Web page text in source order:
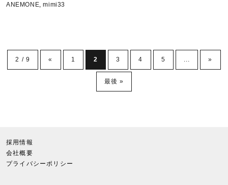
ANEMONE ,mimi33
2 / 9 « 1 2 3 4 5 »
最後 »
採用情報
会社概要
プライバシーポリシー